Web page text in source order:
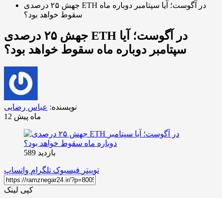
جهش ۲۵ درصدی ETH در آگوست؛ آیا سپتامبر دوباره ماه
سقوط خواهد بود؟
جهش ۲۵ درصدی ETH در آگوست؛ آیا
سپتامبر دوباره ماه سقوط خواهد بود؟
نویسنده: عباس رضایی
12 ماه پیش
بازدید 589
توییتر فیسبوک تلگرام واتساپ
کپی لینک